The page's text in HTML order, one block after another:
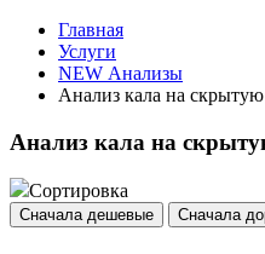
Главная
Услуги
NEW Анализы
Анализ кала на
Анализ кала на
Сортировка
Сначала дешевые Сначала